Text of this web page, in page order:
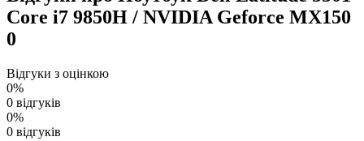
Core i7 9850H / NVIDIA Geforce MX150
0
Відгуки з оцінкою
0%
0 відгуків
0%
0 відгуків